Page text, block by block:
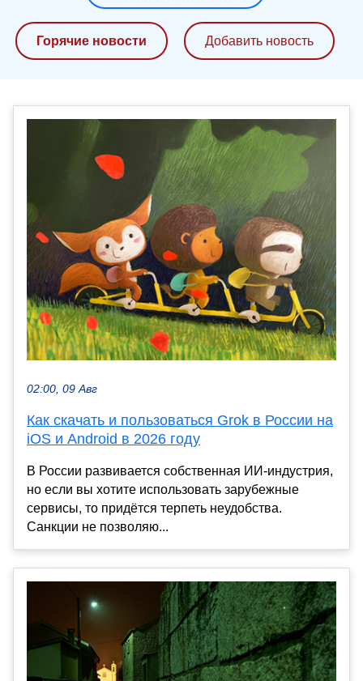
Горячие новости Добавить новость
02:00, 09 Авг
Как скачать и пользоваться Grok в России на
iOS и Android в 2026 году
В России развивается собственная ИИ-индустрия,
но если вы хотите использовать зарубежные
сервисы, то придётся терпеть неудобства.
Санкции не позволяю...